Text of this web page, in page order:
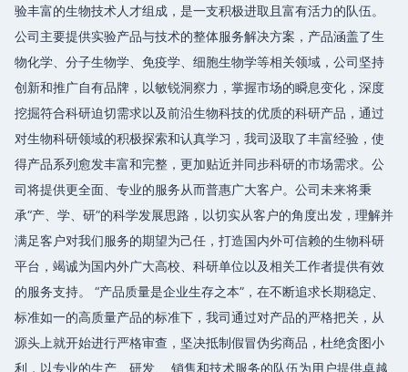
验丰富的生物技术人才组成，是一支积极进取且富有活力的队伍。
公司主要提供实验产品与技术的整体服务解决方案，产品涵盖了生
物化学、分子生物学、免疫学、细胞生物学等相关领域，公司坚持
创新和推广自有品牌，以敏锐洞察力，掌握市场的瞬息变化，深度
挖掘符合科研迫切需求以及前沿生物科技的优质的科研产品，通过
对生物科研领域的积极探索和认真学习，我司汲取了丰富经验，使
得产品系列愈发丰富和完整，更加贴近并同步科研的市场需求。公
司将提供更全面、专业的服务从而普惠广大客户。公司未来将秉
承“产、学、研”的科学发展思路，以切实从客户的角度出发，理解并
满足客户对我们服务的期望为己任，打造国内外可信赖的生物科研
平台，竭诚为国内外广大高校、科研单位以及相关工作者提供有效
的服务支持。 “产品质量是企业生存之本”，在不断追求长期稳定、
标准如一的高质量产品的标准下，我司通过对产品的严格把关，从
源头上就开始进行严格审查，坚决抵制假冒伪劣商品，杜绝贪图小
利，以专业的生产、研发、 销售和技术服务的队伍为用户提供卓越